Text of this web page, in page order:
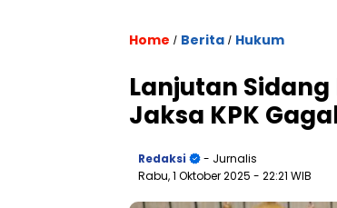
Home / Berita / Hukum
Lanjutan Sidang
Jaksa KPK
Redaksi
- Jurnalis
Rabu, 1 Oktober 2025 - 22:21 WIB